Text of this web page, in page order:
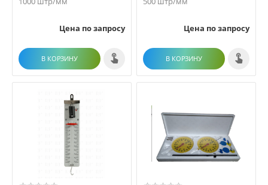
Цена по запросу
В КОРЗИНУ
Цена по запросу
В КОРЗИНУ